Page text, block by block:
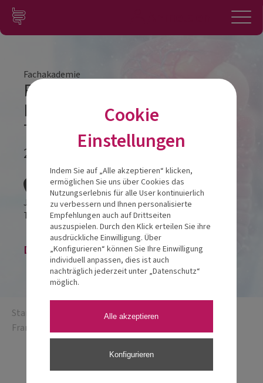
Zum Inhalt springen
Konto
Fachakademie
Fachakademie Modul 3
Frankfurt Workshop
Therapeuten
24.04.2024
JW Mariott Hotel Frankfurt
Thurn-und-Taxis-Platz 260313Frankfurt am Main
Die Veranstaltung ist beendet.
Startseite Fachakademie /Fachakademie Modul 3
Frankfurt Workshop Therapeuten
Eventdetails
Cookie
Einstellungen
Indem Sie auf „Alle akzeptieren“ klicken,
ermöglichen Sie uns über Cookies das
Nutzungserlebnis für alle User kontinuierlich
zu verbessern und Ihnen personalisierte
Empfehlungen auch auf Drittseiten
auszuspielen. Durch den Klick erteilen Sie ihre
ausdrückliche Einwilligung. Über
„Konfigurieren“ können Sie Ihre Einwilligung
individuell anpassen, dies ist auch
nachträglich jederzeit unter „Datenschutz“
möglich.
Alle akzeptieren
Konfigurieren